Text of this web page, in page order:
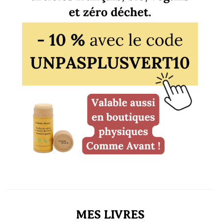
MES LIVRES